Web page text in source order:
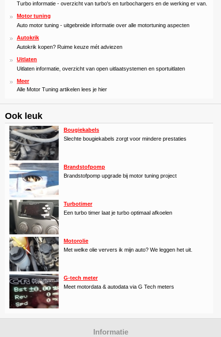
Turbo informatie - overzicht van turbo's en turbochargers en de werking er van.
Motor tuning
Auto motor tuning - uitgebreide informatie over alle motortuning aspecten
Autokrik
Autokrik kopen? Ruime keuze mét adviezen
Uitlaten
Uitlaten informatie, overzicht van open uitlaatsystemen en sportuitlaten
Meer
Alle Motor Tuning artikelen lees je hier
Ook leuk
Bougiekabels
Slechte bougiekabels zorgt voor mindere prestaties
Brandstofpomp
Brandstofpomp upgrade bij motor tuning project
Turbotimer
Een turbo timer laat je turbo optimaal afkoelen
Motorolie
Met welke olie ververs ik mijn auto? We leggen het uit.
G-tech meter
Meet motordata & autodata via G Tech meters
Informatie